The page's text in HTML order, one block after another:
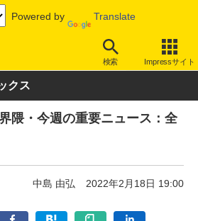
Powered by Translate
検索 Impressサイト
ク その他
クス
隈・今週の重要ニュース：全
中島 由弘 2022年2月18日 19:00